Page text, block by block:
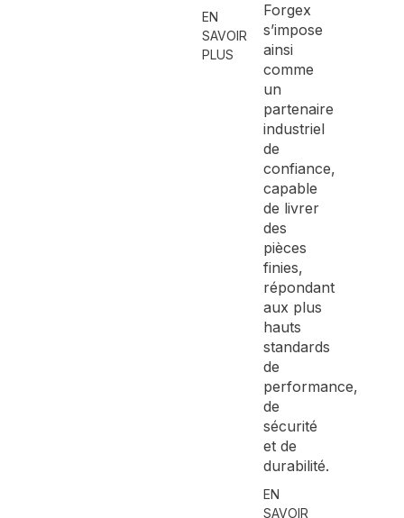
EN
SAVOIR
PLUS
Forgex
s’impose
ainsi
comme
un
partenaire
industriel
de
confiance,
capable
de livrer
des
pièces
finies,
répondant
aux plus
hauts
standards
de
performance,
de
sécurité
et de
durabilité.
EN
SAVOIR